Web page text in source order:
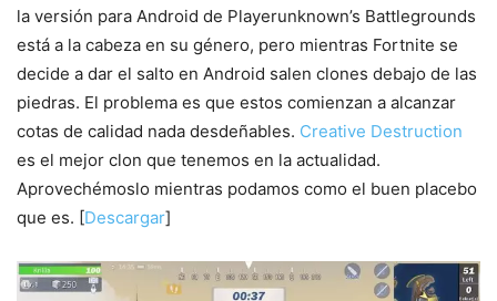
la versión para Android de Playerunknown’s Battlegrounds
está a la cabeza en su género, pero mientras Fortnite se
decide a dar el salto en Android salen clones debajo de las
piedras. El problema es que estos comienzan a alcanzar
cotas de calidad nada desdeñables. Creative Destruction
es el mejor clon que tenemos en la actualidad.
Aprovechémoslo mientras podamos como el buen placebo
que es. [Descargar]